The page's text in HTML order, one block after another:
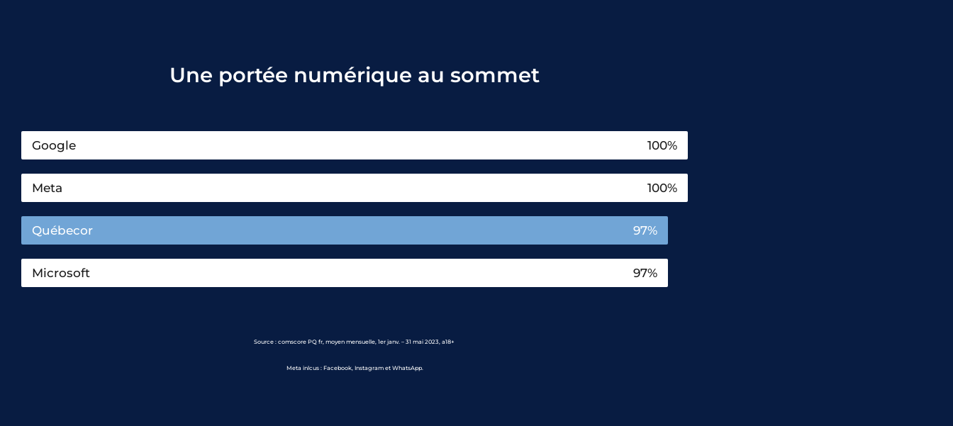
Une portée numérique au sommet
Google 100%
Meta 100%
Québecor 97%
Microsoft 97%
Source : comscore PQ fr, moyen mensuelle, 1er janv. – 31 mai 2023, a18+
Meta inlcus : Facebook, Instagram et WhatsApp.​